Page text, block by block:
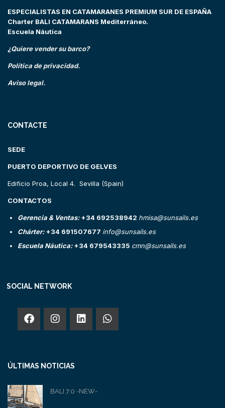
ESPECIALISTAS EN CATAMARANES PREMIUM SUR DE ESPAÑA
Charter BALI CATAMARANS Mediterráneo.
Escuela Náutica
¿Quiere vender su barco?
Política de privacidad.
Aviso legal.
CONTACTE
SEDE
PUERTO DEPORTIVO DE GELVES
Edificio Proa, Local 4. Sevilla (Spain)
CONTACTOS
Gerencia & Ventas:+34 692538942 hmisa@sunsails.es
Chárter:+34 691507677 info@sunsails.es
Escuela Náutica:+34 679543335 cmn@sunsails.es
SOCIAL NETWORK
ÚLTIMAS NOTICIAS
BALI 7.0 -NEW-